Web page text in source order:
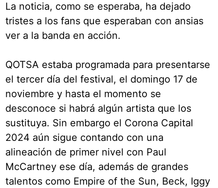
La noticia, como se esperaba, ha dejado
tristes a los fans que esperaban con ansias
ver a la banda en acción.
QOTSA estaba programada para presentarse
el tercer día del festival, el domingo 17 de
noviembre y hasta el momento se
desconoce si habrá algún artista que los
sustituya. Sin embargo el Corona Capital
2024 aún sigue contando con una
alineación de primer nivel con Paul
McCartney ese día, además de grandes
talentos como Empire of the Sun, Beck, Iggy